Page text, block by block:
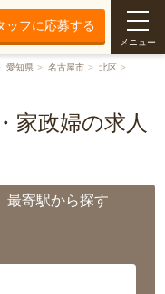
ッフに応募する
メニュー
愛知県 名古屋市
北区
家政婦の求人
最寄駅から探す